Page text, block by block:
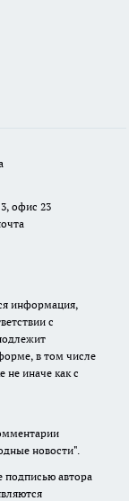
офис 23
информация,
с
в том числе
не иначе как с
новости".
подписью автора